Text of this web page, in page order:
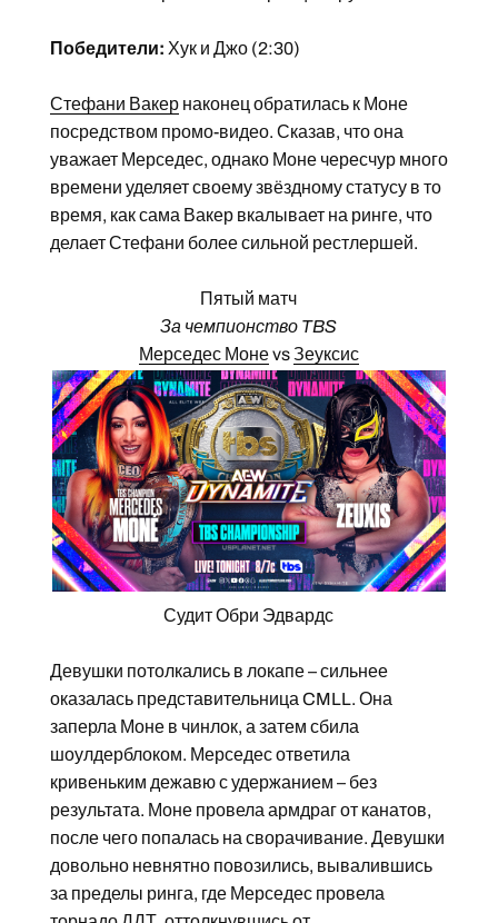
Победители: Хук и Джо (2:30)
Стефани Вакернаконец обратилась к Моне
посредством промо-видео. Сказав, что она
уважает Мерседес, однако Моне чересчур много
времени уделяет своему звёздному статусу в то
время, как сама Вакер вкалывает на ринге, что
делает Стефани более сильной рестлершей.
Пятый матч
За чемпионство TBS
Мерседес МонеvsЗеуксис
Судит Обри Эдвардс
Девушки потолкались в локапе – сильнее
оказалась представительница CMLL. Она
заперла Моне в чинлок, а затем сбила
шоулдерблоком. Мерседес ответила
кривеньким дежавю с удержанием – без
результата. Моне провела армдраг от канатов,
после чего попалась на сворачивание. Девушки
довольно невнятно повозились, вывалившись
за пределы ринга, где Мерседес провела